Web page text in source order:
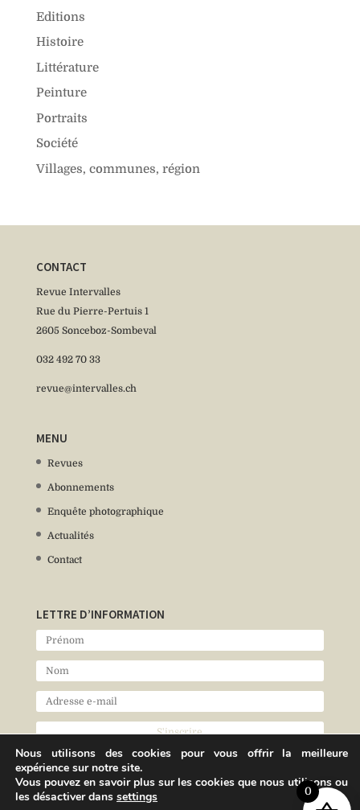
Editions
Histoire
Littérature
Peinture
Portraits
Société
Villages, communes, région
CONTACT
Revue Intervalles
Rue du Pierre-Pertuis 1
2605 Sonceboz-Sombeval
032 492 70 33
revue@intervalles.ch
MENU
Revues
Abonnements
Enquête photographique
Actualités
Contact
LETTRE D’INFORMATION
Nous utilisons des cookies pour vous offrir la meilleure
expérience sur notre site.
Vous pouvez en savoir plus sur les cookies que nous utilisons ou
les désactiver dans settings 0